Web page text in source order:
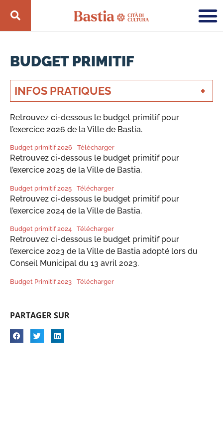
INFOS PRATIQUES
BUDGET PRIMITIF
Retrouvez ci-dessous le budget primitif pour
l’exercice 2026 de la Ville de Bastia.
Budget primitif 2026 Télécharger
Retrouvez ci-dessous le budget primitif pour
l’exercice 2025 de la Ville de Bastia.
Budget primitif 2025 Télécharger
Retrouvez ci-dessous le budget primitif pour
l’exercice 2024 de la Ville de Bastia.
Budget primitif 2024 Télécharger
Retrouvez ci-dessous le budget primitif pour
l’exercice 2023 de la Ville de Bastia adopté lors du
Conseil Municipal du 13 avril 2023.
Budget Primitif 2023 Télécharger
PARTAGER SUR